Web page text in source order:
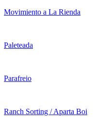
Movimiento a La Rienda
Paleteada
Parafreio
Ranch Sorting / Aparta Boi